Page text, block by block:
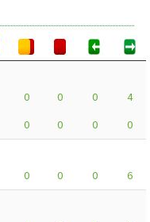
0 0 0
4
0 0 0
0
0 0 0
6